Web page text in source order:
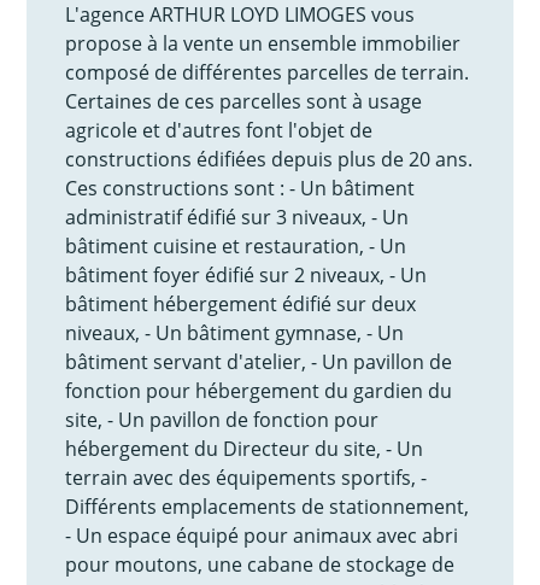
L'agence ARTHUR LOYD LIMOGES vous
propose à la vente un ensemble immobilier
composé de différentes parcelles de terrain.
Certaines de ces parcelles sont à usage
agricole et d'autres font l'objet de
constructions édifiées depuis plus de 20 ans.
Ces constructions sont : - Un bâtiment
administratif édifié sur 3 niveaux, - Un
bâtiment cuisine et restauration, - Un
bâtiment foyer édifié sur 2 niveaux, - Un
bâtiment hébergement édifié sur deux
niveaux, - Un bâtiment gymnase, - Un
bâtiment servant d'atelier, - Un pavillon de
fonction pour hébergement du gardien du
site, - Un pavillon de fonction pour
hébergement du Directeur du site, - Un
terrain avec des équipements sportifs, -
Différents emplacements de stationnement,
- Un espace équipé pour animaux avec abri
pour moutons, une cabane de stockage de